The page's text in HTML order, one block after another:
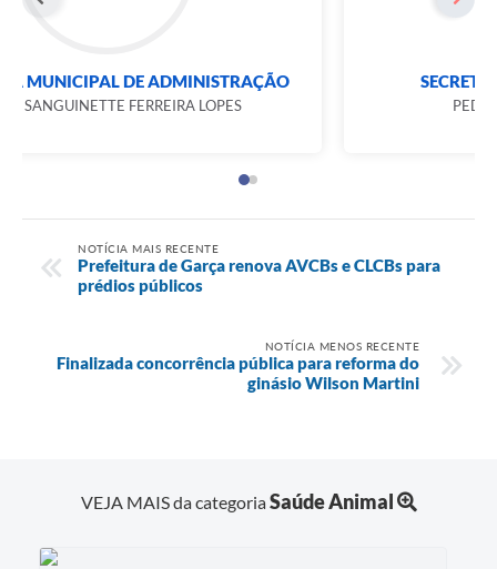
SECRETARIA MUNICIPAL DE ADMINISTRAÇÃO
MABEL SANGUINETTE FERREIRA LOPES
NOTÍCIA MAIS RECENTE
Prefeitura de Garça renova AVCBs e CLCBs para
prédios públicos
NOTÍCIA MENOS RECENTE
Finalizada concorrência pública para reforma do
ginásio Wilson Martini
VEJA MAIS da categoriaSaúde Animal